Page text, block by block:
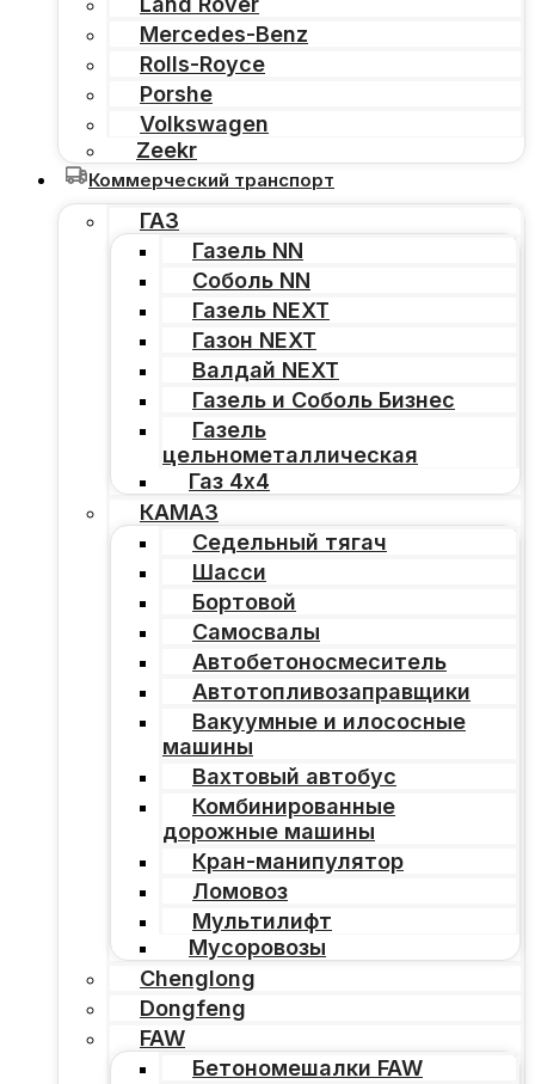
Mercedes-Benz
Rolls-Royce
Porshe
Volkswagen
Zeekr
Коммерческий транспорт
ГАЗ
Газель NN
Соболь NN
Газель NEXT
Газон NEXT
Валдай NEXT
Газель и Соболь Бизнес
Газель
цельнометаллическая
Газ 4х4
КАМАЗ
Седельный тягач
Шасси
Бортовой
Самосвалы
Автобетоносмеситель
Автотопливозаправщики
Вакуумные и илососные
машины
Вахтовый автобус
Комбинированные
дорожные машины
Кран-манипулятор
Ломовоз
Мультилифт
Мусоровозы
Chenglong
Dongfeng
FAW
Бетономешалки FAW